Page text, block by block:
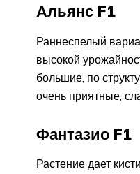
Альянс F1
Раннеспелый
высокой
большие, по
очень приятные,
Фантазио F1
Растение дает